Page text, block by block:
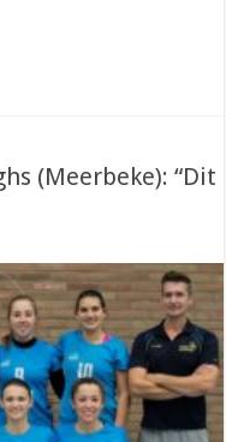
(Meerbeke): “Dit